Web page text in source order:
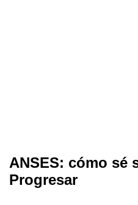
ANSES: cómo sé
Progresar